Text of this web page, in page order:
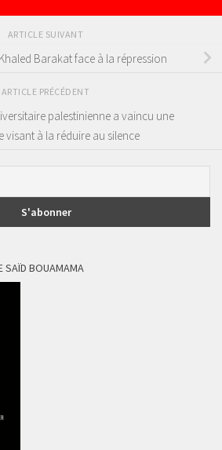
ARTICLE SUIVANT
Barakat face à la répression
ARTICLE PRÉCÉDENT
palestinienne a vaincu une
visant à la réduire au silence
SAÏD BOUAMAMA